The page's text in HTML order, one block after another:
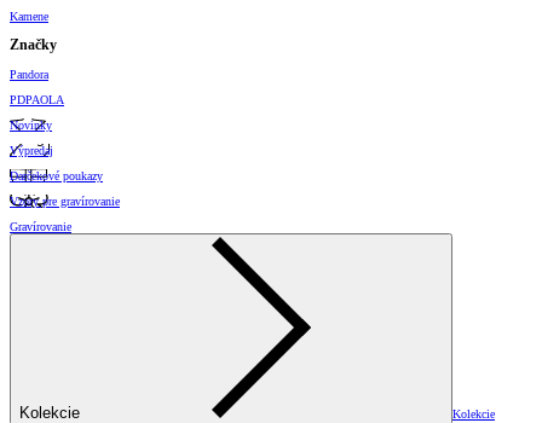
Kamene
Značky
Pandora
PDPAOLA
Novinky
Výpredaj
Darčekové poukazy
Vzory pre gravírovanie
Gravírovanie
Kolekcie Kolekcie